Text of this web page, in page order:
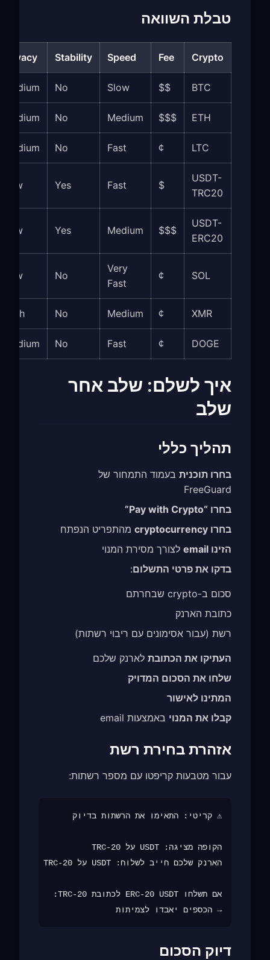
טבלת השוואה
Crypto
Fee
Speed
Stability
Privacy
BTC
$$
Slow
No
Medium
ETH
$$$
Medium
No
Medium
LTC
¢
Fast
No
Medium
USDT-
TRC20
$
Fast
Yes
Low
USDT-
ERC20
$$$
Medium
Yes
Low
SOL
¢
Very
Fast
No
Low
XMR
¢
Medium
No
High
DOGE
¢
Fast
No
Medium
איך לשלם: שלב אחר
שלב
תהליך כללי
בחרו תוכנית בעמוד התמחור של
FreeGuard
בחרו “Pay with Crypto”
בחרו cryptocurrency
מהתפריט הנפתח
הזינו email
לצורך מסירת המנוי
בדקו את פרטי התשלום:
סכום ב-crypto שבחרתם
כתובת הארנק
רשת (עבור אסימונים עם ריבוי רשתות)
העתיקו את הכתובת לארנק שלכם
שלחו את הסכום המדויק
המתינו לאישור
קבלו את המנוי באמצעות email
אזהרת בחירת רשת
עבור מטבעות קריפטו עם מספר רשתות:
→ הכספים יאבדו לצמיתות
דיוק הסכום